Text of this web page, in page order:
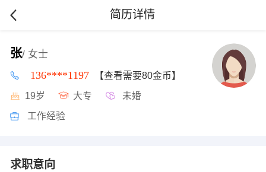
简历详情
张/ 女士
136****1197 【查看需要80金币】
19岁 大专 未婚
工作经验
求职意向